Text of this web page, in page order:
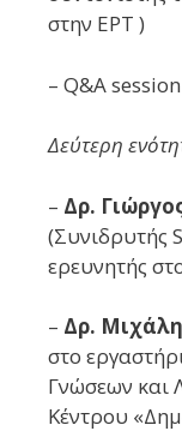
στην ΕΡΤ )
– Q&A session
Δεύτερη
– Δρ.
(Συνιδρυτής
ερευνητής
– Δρ.
στο
Γνώσεων και
Κέντρου